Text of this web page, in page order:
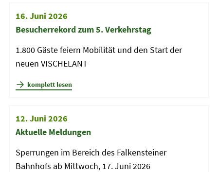
Besucherrekord zum 5. Verkehrstag
16. Juni 2026
1.800 Gäste feiern Mobilität und den Start der
neuen VISCHELANT
komplett lesen
Aktuelle Meldungen
12. Juni 2026
Sperrungen im Bereich des Falkensteiner
Bahnhofs ab Mittwoch, 17. Juni 2026